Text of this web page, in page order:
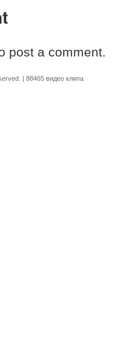
post a comment.
| 88465 видео клипа